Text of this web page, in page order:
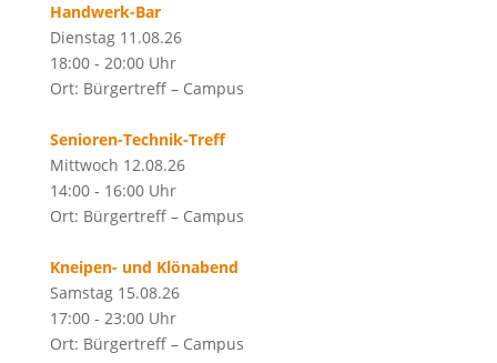
Handwerk-Bar
Dienstag 11.08.26
18:00 - 20:00 Uhr
Ort: Bürgertreff – Campus
Senioren-Technik-Treff
Mittwoch 12.08.26
14:00 - 16:00 Uhr
Ort: Bürgertreff – Campus
Kneipen- und Klönabend
Samstag 15.08.26
17:00 - 23:00 Uhr
Ort: Bürgertreff – Campus